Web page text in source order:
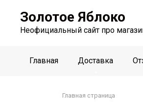
контенту
Золотое Яблоко
Неофициальный сайт про
Главная Доставка
Главная страница